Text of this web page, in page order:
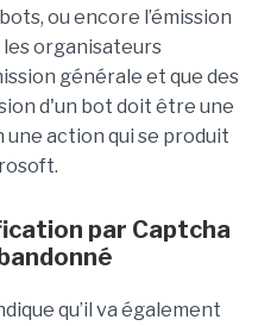
ou encore l’émission
organisateurs
générale et que des
d'un bot doit être une
action qui se produit
par Captcha
qu’il va également